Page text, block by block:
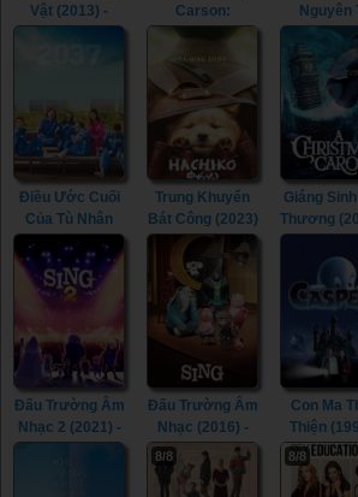
Vật (2013) -
Carson:
Chrissy Takes
(2021) - Go! Go!
Cory Carson:
Chrissy Takes
the Wheel
(2021)
Nguyên
(2023) -
(2023)
Điều Ước Cuối
Của Tù Nhân
2037 (2022)
Trung Khuyển
Bát Công (2023)
- Hachiko (2023)
Giáng
Thương
Carol
Đấu Trường Âm
Nhạc 2 (2021) -
Sing 2 (2021)
Đấu Trường Âm
Nhạc (2016) -
Sing (2016)
Con Ma
Thiện
Casper
8/8 8/8